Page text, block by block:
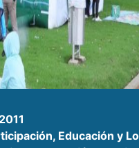
Educación y